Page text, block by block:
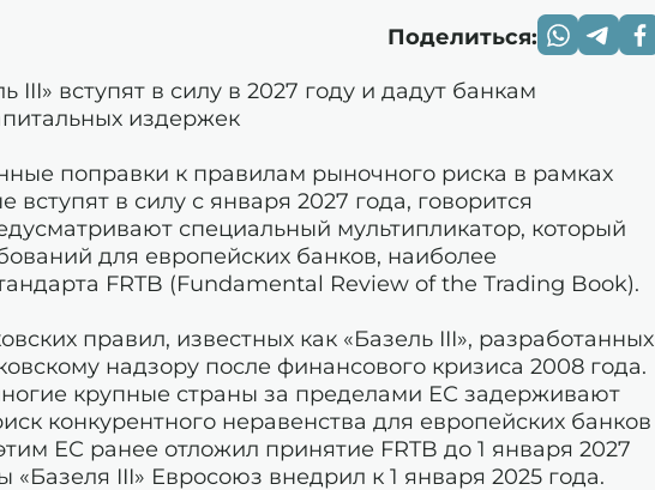
Поделиться:
III» вступят в силу в 2027 году и дадут банкам
издержек
поправки к правилам рыночного риска в рамках
вступят в силу с января 2027 года, говорится
специальный мультипликатор, который
для европейских банков, наиболее
FRTB (Fundamental Review of the Trading Book).
правил, известных как «Базель III», разработанных
надзору после финансового кризиса 2008 года.
крупные страны за пределами ЕС задерживают
конкурентного неравенства для европейских банков
ЕС ранее отложил принятие FRTB до 1 января 2027
«Базеля III» Евросоюз внедрил к 1 января 2025 года.